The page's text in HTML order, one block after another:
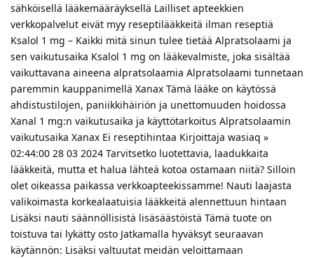
sähköisellä lääkemääräyksellä Lailliset apteekkien
verkkopalvelut eivät myy reseptilääkkeitä ilman reseptiä
Ksalol 1 mg – Kaikki mitä sinun tulee tietää Alpratsolaami ja
sen vaikutusaika Ksalol 1 mg on lääkevalmiste, joka sisältää
vaikuttavana aineena alpratsolaamia Alpratsolaami tunnetaan
paremmin kauppanimellä Xanax Tämä lääke on käytössä
ahdistustilojen, paniikkihäiriön ja unettomuuden hoidossa
Xanal 1 mg:n vaikutusaika ja käyttötarkoitus Alpratsolaamin
vaikutusaika Xanax Ei reseptihintaa Kirjoittaja wasiaq »
02:44:00 28 03 2024 Tarvitsetko luotettavia, laadukkaita
lääkkeitä, mutta et halua lähteä kotoa ostamaan niitä? Silloin
olet oikeassa paikassa verkkoapteekissamme! Nauti laajasta
valikoimasta korkealaatuisia lääkkeitä alennettuun hintaan
Lisäksi nauti säännöllisistä lisäsäästöistä Tämä tuote on
toistuva tai lykätty osto Jatkamalla hyväksyt seuraavan
käytännön: Lisäksi valtuutat meidän veloittamaan